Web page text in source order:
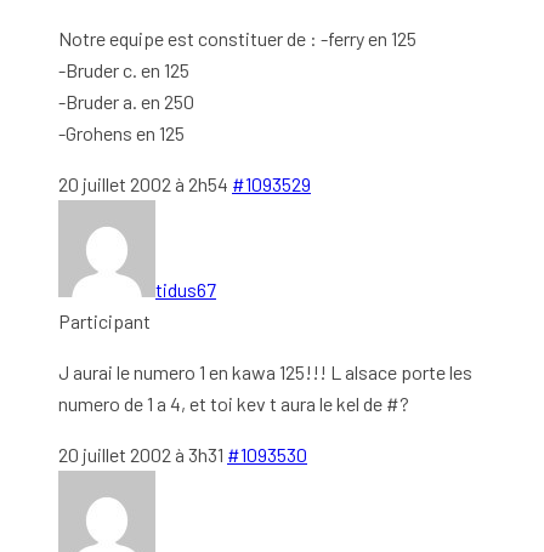
Notre equipe est constituer de : -ferry en 125
-Bruder c. en 125
-Bruder a. en 250
-Grohens en 125
20 juillet 2002 à 2h54 #1093529
tidus67
Participant
J aurai le numero 1 en kawa 125!!! L alsace porte les
numero de 1 a 4, et toi kev t aura le kel de #?
20 juillet 2002 à 3h31 #1093530